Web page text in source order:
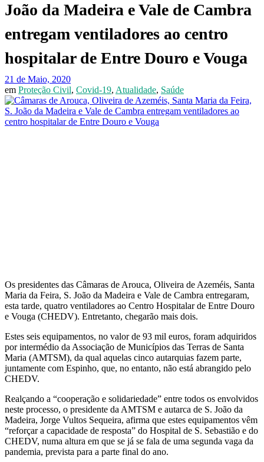
João da Madeira e Vale de Cambra
entregam ventiladores ao centro
hospitalar de Entre Douro e Vouga
21 de Maio, 2020
em Proteção Civil, Covid-19, Atualidade, Saúde
Os presidentes das Câmaras de Arouca, Oliveira de Azeméis, Santa
Maria da Feira, S. João da Madeira e Vale de Cambra entregaram,
esta tarde, quatro ventiladores ao Centro Hospitalar de Entre Douro
e Vouga (CHEDV). Entretanto, chegarão mais dois.
Estes seis equipamentos, no valor de 93 mil euros, foram adquiridos
por intermédio da Associação de Municípios das Terras de Santa
Maria (AMTSM), da qual aquelas cinco autarquias fazem parte,
juntamente com Espinho, que, no entanto, não está abrangido pelo
CHEDV.
Realçando a “cooperação e solidariedade” entre todos os envolvidos
neste processo, o presidente da AMTSM e autarca de S. João da
Madeira, Jorge Vultos Sequeira, afirma que estes equipamentos vêm
“reforçar a capacidade de resposta” do Hospital de S. Sebastião e do
CHEDV, numa altura em que se já se fala de uma segunda vaga da
pandemia, prevista para a parte final do ano.